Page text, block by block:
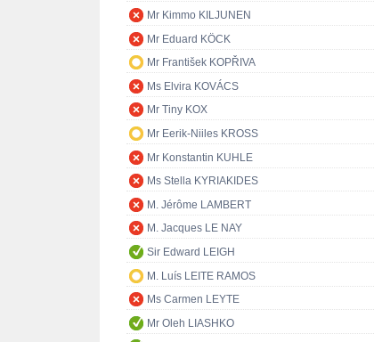
Mr Kimmo KILJUNEN
Mr Eduard KÖCK
Mr František KOPŘIVA
Ms Elvira KOVÁCS
Mr Tiny KOX
Mr Eerik-Niiles KROSS
Mr Konstantin KUHLE
Ms Stella KYRIAKIDES
M. Jérôme LAMBERT
M. Jacques LE NAY
Sir Edward LEIGH
M. Luís LEITE RAMOS
Ms Carmen LEYTE
Mr Oleh LIASHKO